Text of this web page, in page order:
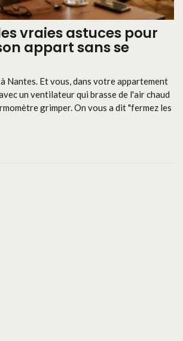
vraies astuces pour
appart sans se
Nantes. Et vous, dans votre appartement
un ventilateur qui brasse de l'air chaud
grimper. On vous a dit "fermez les